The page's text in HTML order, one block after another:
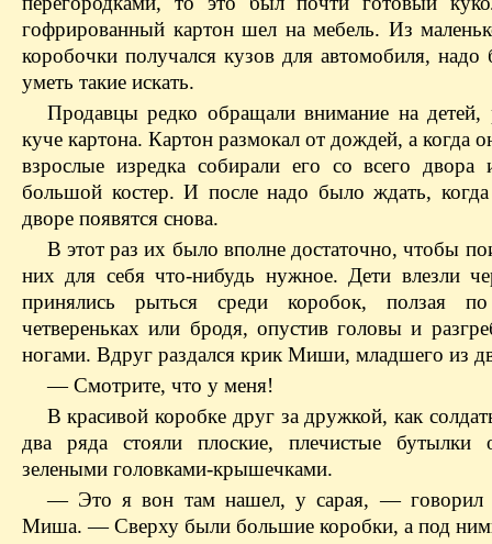
гофрированный картон шел на мебель. Из
коробочки получался кузов для автомобиля, надо
уметь такие искать.
Продавцы редко обращали внимание на
куче картона. Картон размокал от дождей, а когда
взрослые изредка собирали его со всего двора
большой костер. И после надо было ждать,
дворе появятся снова.
В этот раз их было вполне достаточно, чтобы
них для себя что-нибудь нужное. Дети влезли
принялись рыться среди коробок, ползая
четвереньках или бродя, опустив головы и
ногами. Вдруг раздался крик Миши, младшего из
— Смотрите, что у меня!
В красивой коробке друг за дружкой, как
два ряда стояли плоские, плечистые бутылки
зелеными головками-крышечками.
— Это я вон там нашел, у сарая, — говорил
Миша. — Сверху были большие коробки, а под